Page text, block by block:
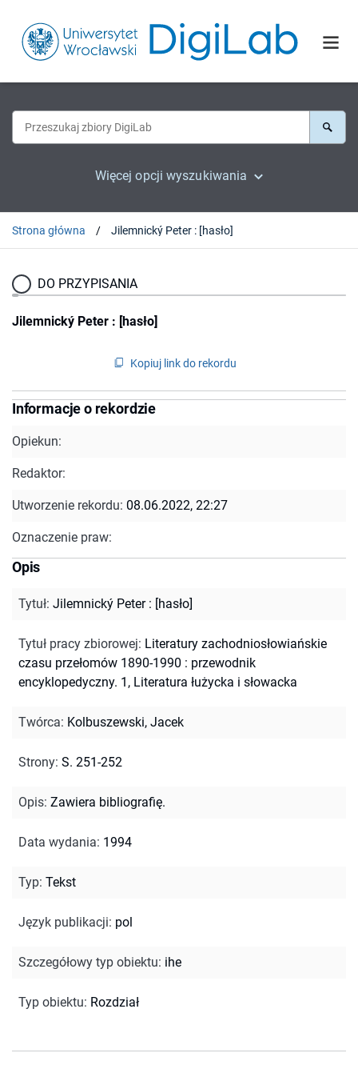
Więcej opcji wyszukiwania
Strona główna Jilemnický Peter : [hasło]
DO PRZYPISANIA
Jilemnický Peter : [hasło]
Kopiuj link do rekordu
Informacje o rekordzie
Opiekun:
Redaktor:
Utworzenie rekordu: 08.06.2022, 22:27
Oznaczenie praw:
Opis
Tytuł: Jilemnický Peter : [hasło]
Tytuł pracy zbiorowej: Literatury zachodniosłowiańskie
czasu przełomów 1890-1990 : przewodnik
encyklopedyczny. 1, Literatura łużycka i słowacka
Twórca: Kolbuszewski, Jacek
Strony: S. 251-252
Opis: Zawiera bibliografię.
Data wydania: 1994
Typ: Tekst
Język publikacji: pol
Szczegółowy typ obiektu: ihe
Typ obiektu: Rozdział